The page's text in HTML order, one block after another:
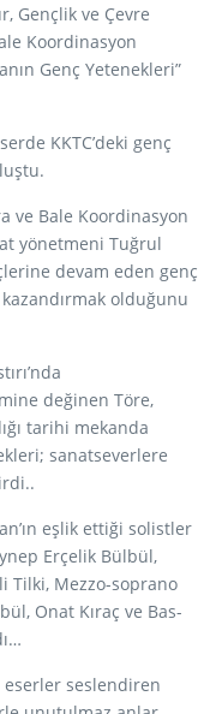
Gençlik ve Çevre
Koordinasyon
Genç Yetenekleri”
KKTC’deki genç
ve Bale Koordinasyon
yönetmeni Tuğrul
devam eden genç
olduğunu
değinen Töre,
tarihi mekanda
sanatseverlere
eşlik ettiği solistler
Erçelik Bülbül,
Tilki, Mezzo-soprano
Onat Kıraç ve Bas-
eserler seslendiren